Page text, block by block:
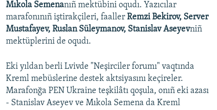
Mıkola Semenanıñ mektübini oqudı. Yazıcılar
marafonınıñ iştirakçileri, faaller Remzi Bekirov, Server
Mustafayev, Ruslan Süleymanov, Stanislav Aseyevniñ
mektüplerini de oqudı.
Eki yıldan berli Lvivde "Neşirciler forumı" vaqtında
Kreml mebüslerine destek aktsiyasını keçireler.
Marafonğa PEN Ukraine teşkilâtı qoşula, onıñ eki azası
- Stanislav Aseyev ve Mıkola Semena da Kreml